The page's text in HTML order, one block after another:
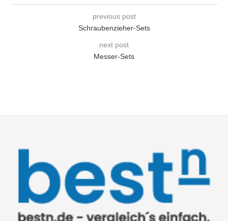
previous post
Schraubenzieher-Sets
next post
Messer-Sets